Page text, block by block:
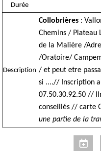
Durée
Description
Collobrières :
Chemins / Plateau
de la Malière /
/Oratoire/
/ et peut etre
si ....// Inscription
07.50.30.92.50 //
conseillés // carte
une partie de la